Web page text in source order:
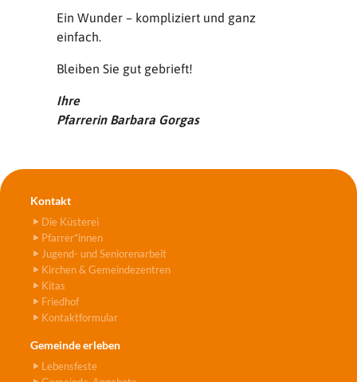
Ein Wunder – kompliziert und ganz
einfach.
Bleiben Sie gut gebrieft!
Ihre
Pfarrerin Barbara Gorgas
Kontakt
Die Küsterei
Pfarrer*innen
Jugend- und Seniorenarbeit
Kirchen & Gemeindezentren
Kitas
Friedhof
Kontaktformular
Gemeinde erleben
Lebensfeste